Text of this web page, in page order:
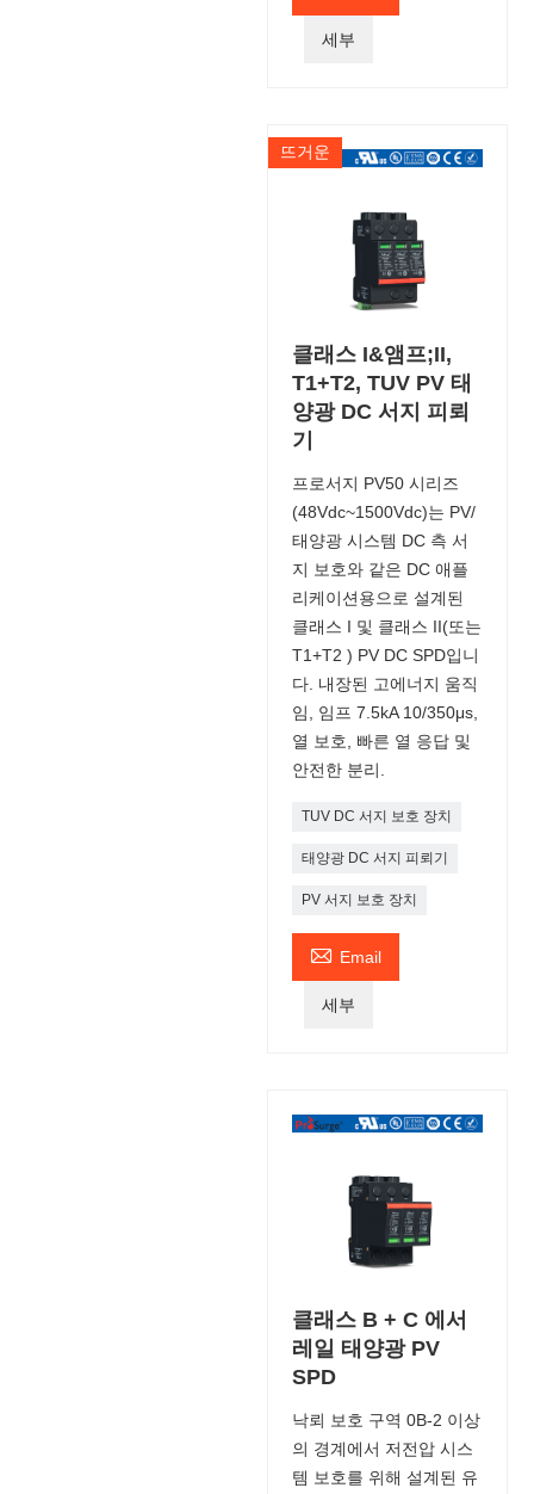
세부
뜨거운
클래스 I&앰프;II,
T1+T2, TUV PV 태
양광 DC 서지 피뢰
기
프로서지 PV50 시리즈
(48Vdc~1500Vdc)는 PV/
태양광 시스템 DC 측 서
지 보호와 같은 DC 애플
리케이션용으로 설계된
클래스 I 및 클래스 II(또는
T1+T2 ) PV DC SPD입니
다. 내장된 고에너지 움직
임, 임프 7.5kA 10/350μs,
열 보호, 빠른 열 응답 및
안전한 분리.
TUV DC 서지 보호 장치
태양광 DC 서지 피뢰기
PV 서지 보호 장치
 Email
세부
클래스 B + C 에서
레일 태양광 PV
SPD
낙뢰 보호 구역 0B-2 이상
의 경계에서 저전압 시스
템 보호를 위해 설계된 유